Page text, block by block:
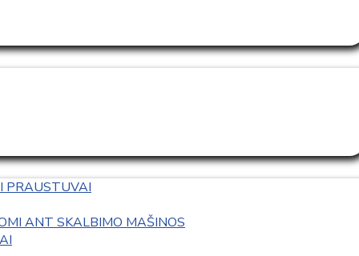
PRAUSTUVAI
ANT SKALBIMO MAŠINOS